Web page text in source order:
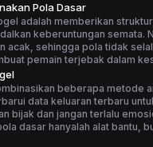
Pola Dasar
adalah memberikan
keberuntungan semata.
acak, sehingga pola tidak
pemain terjebak dalam
beberapa metode
data keluaran terbaru
bijak dan jangan terlalu
dasar hanyalah alat bantu,